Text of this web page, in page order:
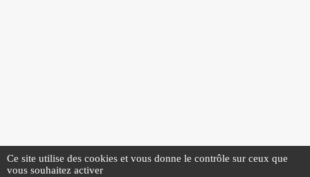
Ce site utilise des cookies et vous donne le contrôle sur ceux que
vous souhaitez activer